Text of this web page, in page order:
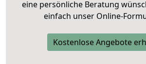
eine persönliche Beratung
einfach unser Online-
Kostenlose Angebote